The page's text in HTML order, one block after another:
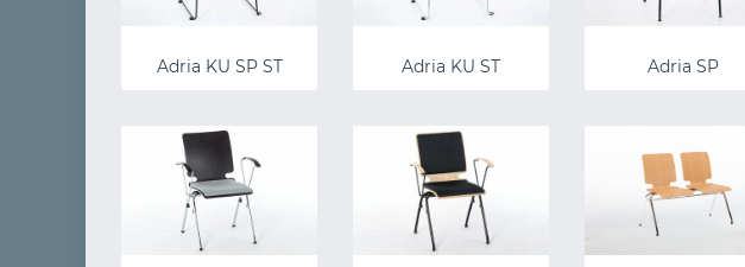
Adria KU SP ST Adria KU ST Adria SP